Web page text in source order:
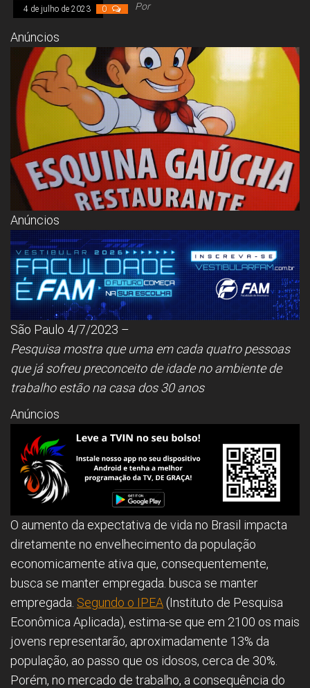
Senado, São Paulo,
Rio de Janeiro,
Brasília, Nordeste,
Norte, Centro-
Oeste, Sul, Sudeste,
Gastronomia,
Vinhos, Bebidas,
Cervejas, Comida,
Receitas, Chef, RH,
Emprego,
Empreendedorismo,
Negócios,
Oportunidades,
4 de julho de 2023 0 Por
Anúncios
Anúncios
São Paulo 4/7/2023 –
Pesquisa mostra que uma em cada quatro pessoas
que já sofreu preconceito de idade no ambiente de
trabalho estão na casa dos 30 anos
Anúncios
O aumento da expectativa de vida no Brasil impacta
diretamente no envelhecimento da população
economicamente ativa que, consequentemente,
busca se manter empregada. busca se manter
empregada. Segundo o IPEA(Instituto de Pesquisa
Econômica Aplicada), estima-se que em 2100 os mais
jovens representarão, aproximadamente 13% da
população, ao passo que os idosos, cerca de 30%.
Porém, no mercado de trabalho, a consequência do